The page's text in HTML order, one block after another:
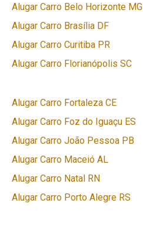
Alugar Carro Belo Horizonte MG
Alugar Carro Brasília DF
Alugar Carro Curitiba PR
Alugar Carro Florianópolis SC
Alugar Carro Fortaleza CE
Alugar Carro Foz do Iguaçu ES
Alugar Carro João Pessoa PB
Alugar Carro Maceió AL
Alugar Carro Natal RN
Alugar Carro Porto Alegre RS